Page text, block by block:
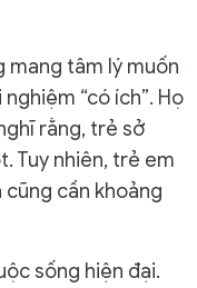
mang tâm lý muốn
“có ích”. Họ
rằng, trẻ sở
Tuy nhiên, trẻ em
cần khoảng
sống hiện đại.